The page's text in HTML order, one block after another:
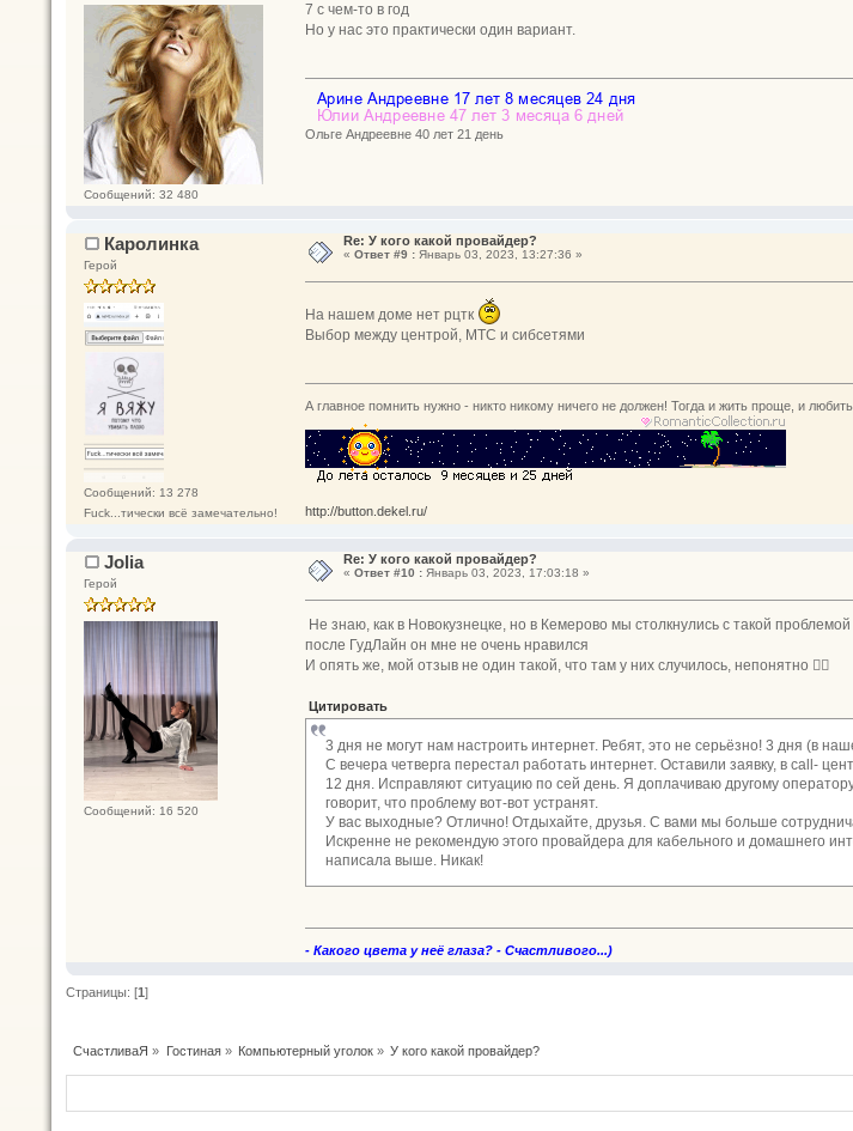
Сообщений: 32 480
7 с чем-то в год
Но у нас это практически один вариант.
Ольге Андреевне 40 лет 21 день
Каролинка
Герой
Сообщений: 13 278
Fuck...тически всё замечательно!
Re: У кого какой провайдер?
« Ответ #9 :Январь 03, 2023, 13:27:36 »
На нашем доме нет рцтк
Выбор между центрой, МТС и сибсетями
А главное помнить нужно - никто никому ничего не должен! Тогда и жить проще, и любить
http://button.dekel.ru/
Jolia
Герой
Сообщений: 16 520
Re: У кого какой провайдер?
« Ответ #10 :Январь 03, 2023, 17:03:18 »
Не знаю, как в Новокузнецке, но в Кемерово мы столкнулись с такой
после ГудЛайн он мне не очень нравился
И опять же, мой отзыв не один такой, что там у них случилось, непонятно 🤷‍♀️
Цитировать
3 дня не могут нам настроить интернет. Ребят, это не серьёзно! 3 дня (в
С вечера четверга перестал работать интернет. Оставили заявку, в call-
12 дня. Исправляют ситуацию по сей день. Я доплачиваю другому
говорит, что проблему вот-вот устранят.
У вас выходные? Отлично! Отдыхайте, друзья. С вами мы больше
Искренне не рекомендую этого провайдера для кабельного и домашнего
написала выше. Никак!
- Какого цвета у неё глаза? - Счастливого...)
Страницы: [1]
СчастливаЯ » Гостиная» Компьютерный уголок» У кого какой провайдер?